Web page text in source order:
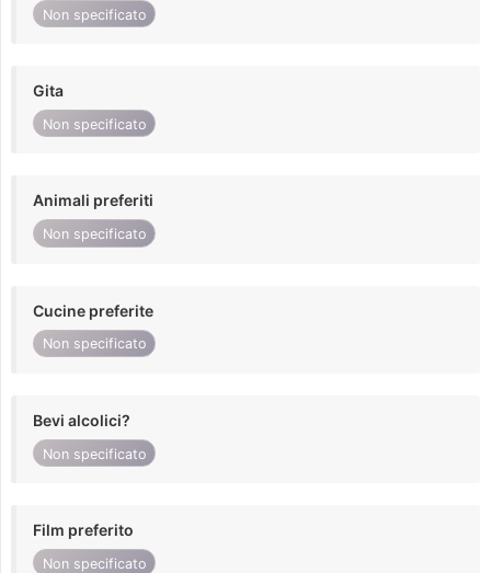
Non specificato
Gita
Non specificato
Animali preferiti
Non specificato
Cucine preferite
Non specificato
Bevi alcolici?
Non specificato
Film preferito
Non specificato